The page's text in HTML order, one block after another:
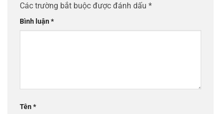
Các trường bắt buộc được đánh dấu *
Bình luận*
Tên*